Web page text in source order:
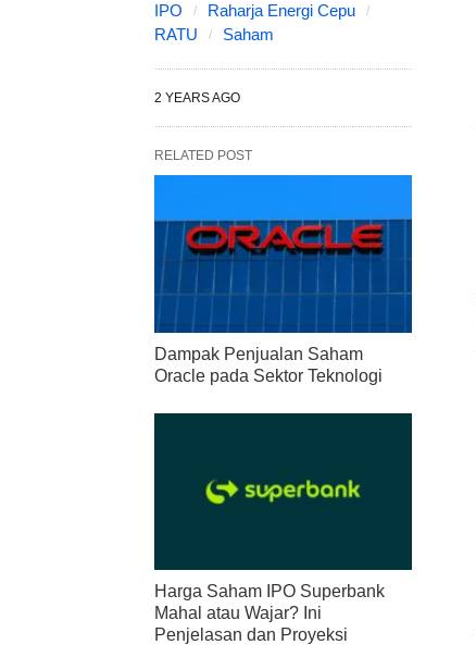
IPO
Raharja Energi Cepu
RATU
Saham
2 YEARS AGO
RELATED POST
Dampak Penjualan Saham
Oracle pada Sektor Teknologi
Harga Saham IPO Superbank
Mahal atau Wajar? Ini
Penjelasan dan Proyeksi